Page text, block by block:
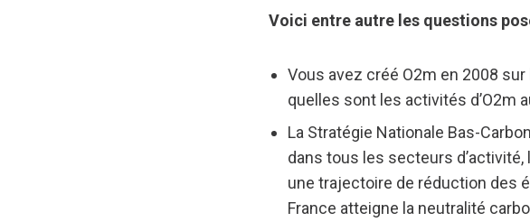
Voici entre autre les questions
Vous avez créé O2m en 2008
quelles sont les activités d’O2m
La Stratégie Nationale Bas-
dans tous les secteurs
une trajectoire de réduction des
France atteigne la neutralité